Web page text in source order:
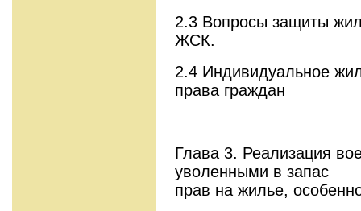
2.3 Вопросы защиты
ЖСК.
2.4 Индивидуальное
права
Глава 3. Реализация
уволенными в
прав на жилье,